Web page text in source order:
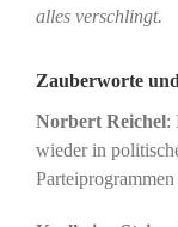
alles verschlingt.
Zauberworte
Norbert Reichel:
wieder in